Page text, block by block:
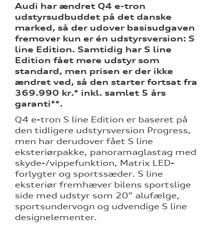
Audi har ændret Q4 e-tron
udstyrsudbuddet på det danske
marked, så der udover basisudgaven
fremover kun er én udstyrsversion: S
line Edition. Samtidig har S line
Edition fået mere udstyr som
standard, men prisen er der ikke
ændret ved, så den starter fortsat fra
369.990 kr.* inkl. samlet 5 års
garanti**.
Q4 e-tron S line Edition er baseret på
den tidligere udstyrsversion Progress,
men har derudover fået S line
eksteriørpakke, panoramaglastag med
skyde-/vippefunktion, Matrix LED-
forlygter og sportssæder. S line
eksteriør fremhæver bilens sportslige
side med udstyr som 20” alufælge,
sportsundervogn og udvendige S line
designelementer.